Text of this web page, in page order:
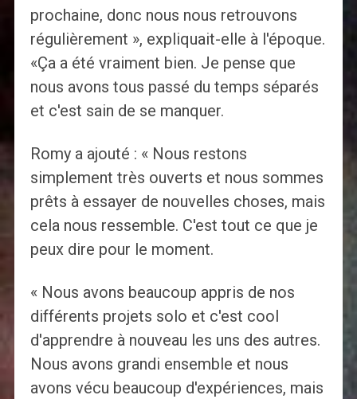
prochaine, donc nous nous retrouvons
régulièrement », expliquait-elle à l'époque.
«Ça a été vraiment bien. Je pense que
nous avons tous passé du temps séparés
et c'est sain de se manquer.
Romy a ajouté : « Nous restons
simplement très ouverts et nous sommes
prêts à essayer de nouvelles choses, mais
cela nous ressemble. C'est tout ce que je
peux dire pour le moment.
« Nous avons beaucoup appris de nos
différents projets solo et c'est cool
d'apprendre à nouveau les uns des autres.
Nous avons grandi ensemble et nous
avons vécu beaucoup d'expériences, mais